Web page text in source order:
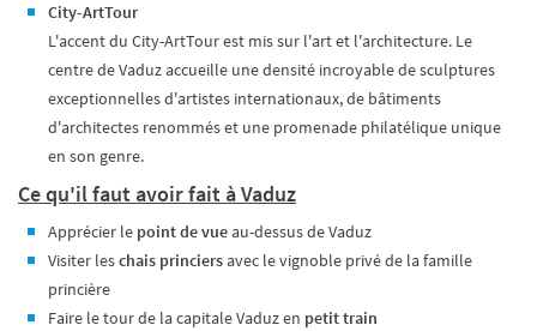
City-ArtTour
L'accent du City-ArtTour est mis sur l'art et l'architecture. Le
centre de Vaduz accueille une densité incroyable de sculptures
exceptionnelles d'artistes internationaux, de bâtiments
d'architectes renommés et une promenade philatélique unique
en son genre.
Ce qu'il faut avoir fait à Vaduz
Apprécier le point de vueau-dessus de Vaduz
Visiter leschais princiersavec le vignoble privé de la famille
princière
Faire le tour de la capitale Vaduz en petit train